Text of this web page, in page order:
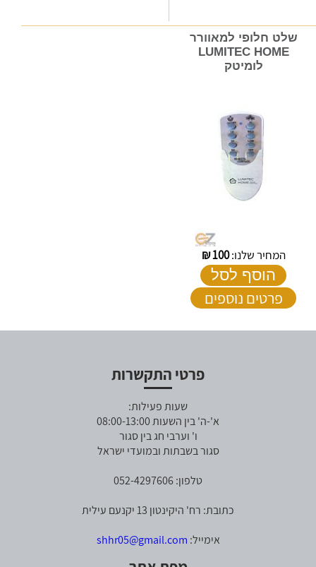
שלט חלופי למאוורר
LUMITEC HOME
לומיטק
המחיר שלנו:100
₪
הוסף לסל
פרטים נוספים
פרטי התקשרות
שעות פעילות:
א'-ה' בין השעות 08:00-13:00
ו' וערבי חג בין סגור
סגור בשבתות ובמועדי ישראל
טלפון: 052-4297606
כתובת: רח' היקינטון 13 יקנעם עילית
אימייל: shhr05@gmail.com